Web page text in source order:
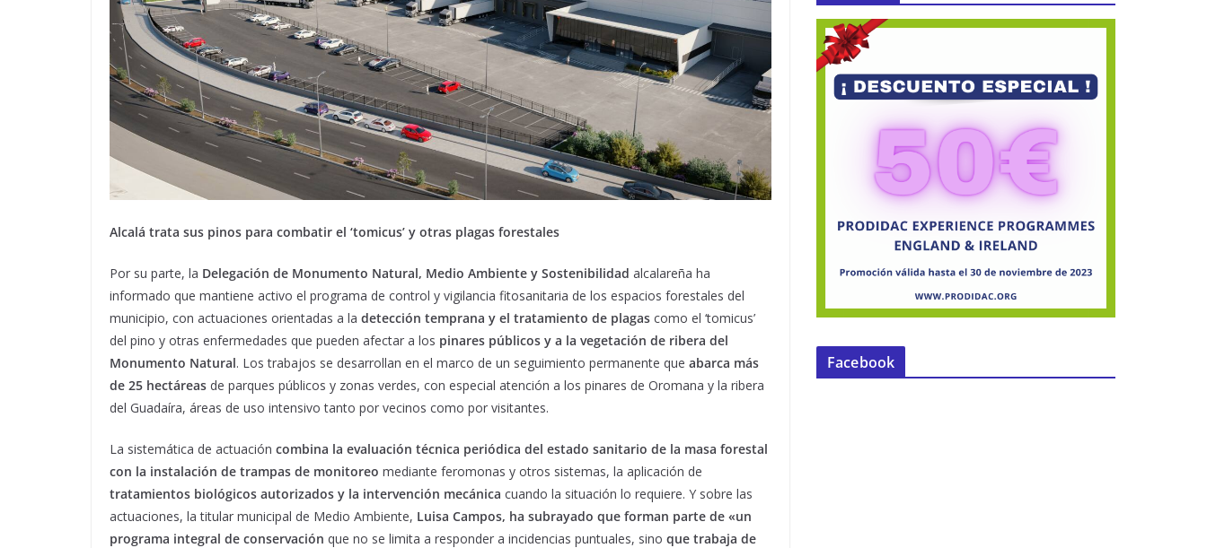
Alcalá trata sus pinos para combatir el ‘tomicus’ y otras plagas forestales
Por su parte, la Delegación de Monumento Natural, Medio Ambiente y Sostenibilidad alcalareña ha
informado que mantiene activo el programa de control y vigilancia fitosanitaria de los espacios forestales del
municipio, con actuaciones orientadas a la detección temprana y el tratamiento de plagas como el ‘tomicus’
del pino y otras enfermedades que pueden afectar a los pinares públicos y a la vegetación de ribera del
Monumento Natural. Los trabajos se desarrollan en el marco de un seguimiento permanente que abarca más
de 25 hectáreas de parques públicos y zonas verdes, con especial atención a los pinares de Oromana y la ribera
del Guadaíra, áreas de uso intensivo tanto por vecinos como por visitantes.
La sistemática de actuación combina la evaluación técnica periódica del estado sanitario de la masa forestal
con la instalación de trampas de monitoreo mediante feromonas y otros sistemas, la aplicación de
tratamientos biológicos autorizados y la intervención mecánica cuando la situación lo requiere. Y sobre las
actuaciones, la titular municipal de Medio Ambiente, Luisa Campos, ha subrayado que forman parte de «un
programa integral de conservación que no se limita a responder a incidencias puntuales, sino que trabaja de
Facebook